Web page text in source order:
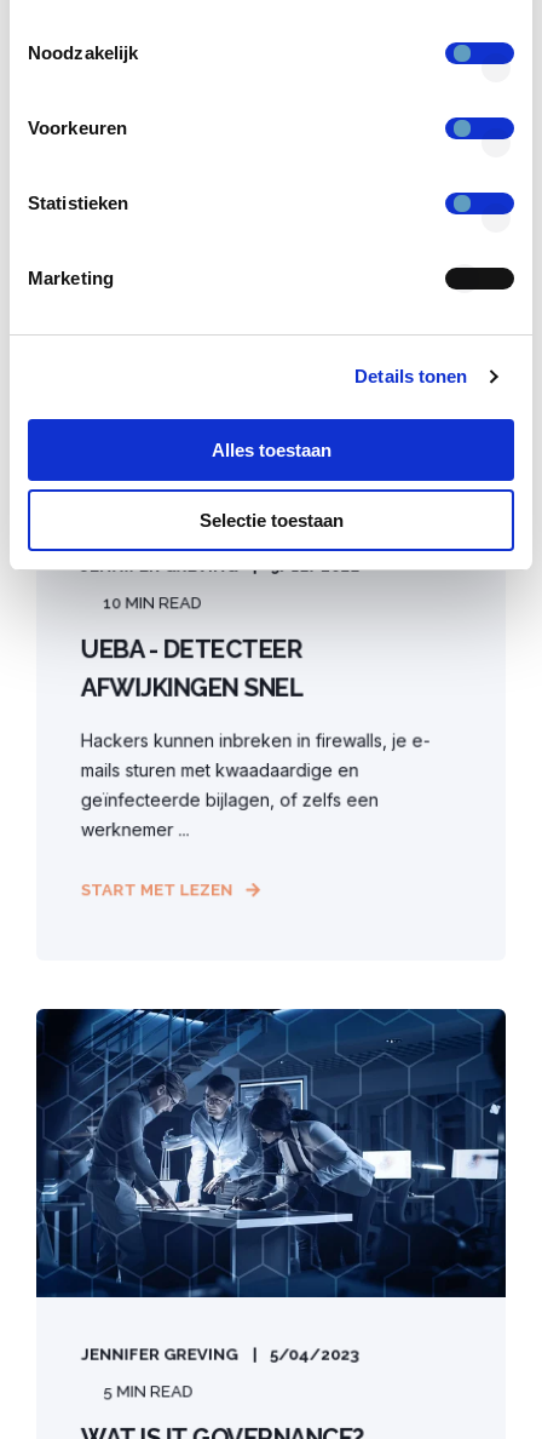
Noodzakelijk
Voorkeuren
Statistieken
Marketing
Details tonen
Alles toestaan
Selectie toestaan
GERELATEERDE ARTIKELEN
JENNIFER GREVING
9/12/2022
10 MIN READ
UEBA - DETECTEER
AFWIJKINGEN SNEL
Hackers kunnen inbreken in firewalls, je e-
mails sturen met kwaadaardige en
geïnfecteerde bijlagen, of zelfs een
werknemer ...
START MET LEZEN
JENNIFER GREVING
5/04/2023
5 MIN READ